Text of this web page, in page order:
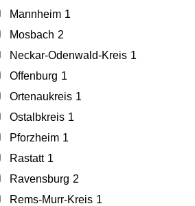
Mannheim 1
Mosbach 2
Neckar-Odenwald-Kreis 1
Offenburg 1
Ortenaukreis 1
Ostalbkreis 1
Pforzheim 1
Rastatt 1
Ravensburg 2
Rems-Murr-Kreis 1